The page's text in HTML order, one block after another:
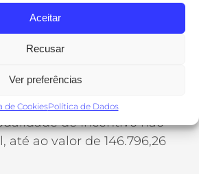
Aceitar
Recusar
Ver preferências
de CookiesPolítica de Dados
ao SI Qualificação
euros, tendo sido
euros. O
à candidatura
de Incentivo não
até ao valor de 146.796,26